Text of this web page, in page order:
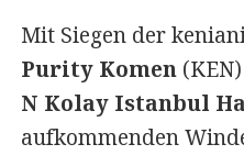
Mit Siegen der
Purity Komen
N Kolay Istanbul
aufkommenden